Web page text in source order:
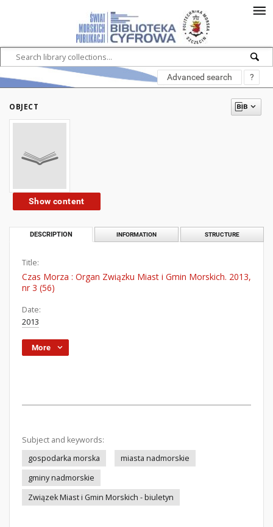
Advanced search ?
OBJECT
Show content
DESCRIPTION INFORMATION STRUCTURE
Title:
Czas Morza : Organ Związku Miast i Gmin Morskich. 2013,
nr 3 (56)
Date:
2013
More
Subject and keywords:
gospodarka morska
miasta nadmorskie
gminy nadmorskie
Związek Miast i Gmin Morskich - biuletyn